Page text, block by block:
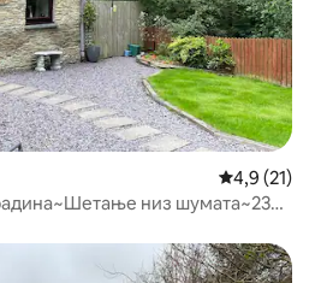
Просечна
4,9 (21)
низ шумата~23